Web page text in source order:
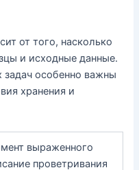
от того, насколько
и исходные данные.
задач особенно важны
хранения и
выраженного
проветривания